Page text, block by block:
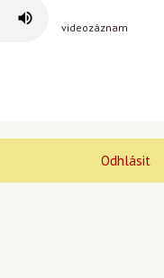
videozáznam
Odhlásit